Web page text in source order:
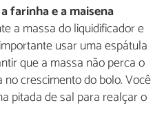
a farinha e a maisena
a massa do liquidificador e
usar uma espátula
que a massa não perca o
crescimento do bolo. Você
pitada de sal para realçar o